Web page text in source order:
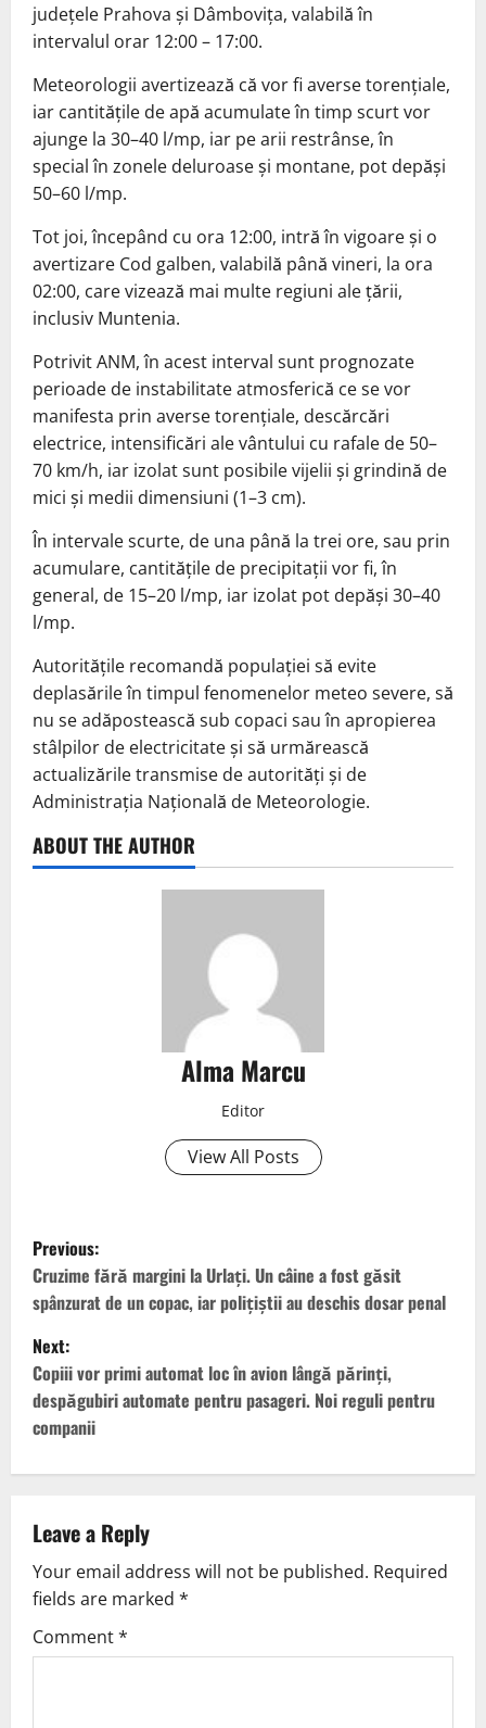
județele Prahova și Dâmbovița, valabilă în
intervalul orar 12:00 – 17:00.
Meteorologii avertizează că vor fi averse torențiale,
iar cantitățile de apă acumulate în timp scurt vor
ajunge la 30–40 l/mp, iar pe arii restrânse, în
special în zonele deluroase și montane, pot depăși
50–60 l/mp.
Tot joi, începând cu ora 12:00, intră în vigoare și o
avertizare Cod galben, valabilă până vineri, la ora
02:00, care vizează mai multe regiuni ale țării,
inclusiv Muntenia.
Potrivit ANM, în acest interval sunt prognozate
perioade de instabilitate atmosferică ce se vor
manifesta prin averse torențiale, descărcări
electrice, intensificări ale vântului cu rafale de 50–
70 km/h, iar izolat sunt posibile vijelii și grindină de
mici și medii dimensiuni (1–3 cm).
În intervale scurte, de una până la trei ore, sau prin
acumulare, cantitățile de precipitații vor fi, în
general, de 15–20 l/mp, iar izolat pot depăși 30–40
l/mp.
Autoritățile recomandă populației să evite
deplasările în timpul fenomenelor meteo severe, să
nu se adăpostească sub copaci sau în apropierea
stâlpilor de electricitate și să urmărească
actualizările transmise de autorități și de
Administrația Națională de Meteorologie.
ABOUT THE AUTHOR
Alma Marcu
Editor
View All Posts
Previous:
Cruzime fără margini la Urlați. Un câine a fost găsit
spânzurat de un copac, iar polițiștii au deschis dosar penal
Next:
Copiii vor primi automat loc în avion lângă părinți,
despăgubiri automate pentru pasageri. Noi reguli pentru
companii
Leave a Reply
Your email address will not be published. Required
fields are marked *
Comment*